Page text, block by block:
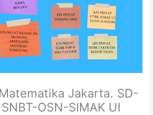
Jakarta. SD-
OSN-SIMAK UI